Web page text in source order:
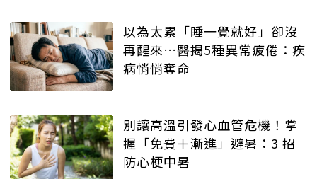
以為太累「睡一覺就好」卻沒
再醒來…醫揭5種異常疲倦：疾
病悄悄奪命
別讓高溫引發心血管危機！掌
握「免費＋漸進」避暑：3 招
防心梗中暑